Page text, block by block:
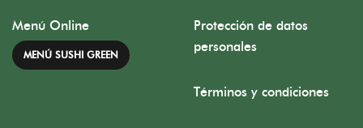
Menú Online
MENÚ SUSHI GREEN
Protección de datos
personales
Términos y condiciones